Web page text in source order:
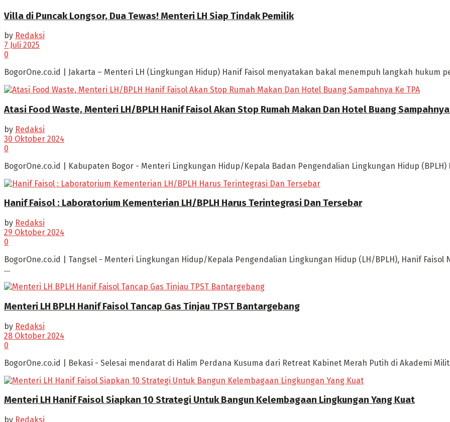
Villa di Puncak Longsor, Dua Tewas! Menteri LH Siap Tindak Pemilik
by Redaksi
7 Juli 2025
0
BogorOne.co.id | Jakarta – Menteri LH (Lingkungan Hidup) Hanif Faisol menyatakan bakal menempuh langkah hukum
Atasi Food Waste, Menteri LH/BPLH Hanif Faisol Akan Stop Rumah Makan Dan Hotel Buang Sampahnya
by Redaksi
30 Oktober 2024
0
BogorOne.co.id | Kabupaten Bogor - Menteri Lingkungan Hidup/Kepala Badan Pengendalian Lingkungan Hidup
Hanif Faisol : Laboratorium Kementerian LH/BPLH Harus Terintegrasi Dan Tersebar
by Redaksi
29 Oktober 2024
0
BogorOne.co.id | Tangsel - Menteri Lingkungan Hidup/Kepala Pengendalian Lingkungan Hidup (LH/BPLH), Hanif
...
Menteri LH BPLH Hanif Faisol Tancap Gas Tinjau TPST Bantargebang
by Redaksi
28 Oktober 2024
0
BogorOne.co.id | Bekasi - Selesai mendarat di Halim Perdana Kusuma dari Retreat Kabinet Merah Putih di Akademi
Menteri LH Hanif Faisol Siapkan 10 Strategi Untuk Bangun Kelembagaan Lingkungan Yang Kuat
by Redaksi